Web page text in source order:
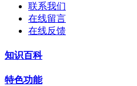
联系我们
在线留言
在线反馈
知识百科
特色功能